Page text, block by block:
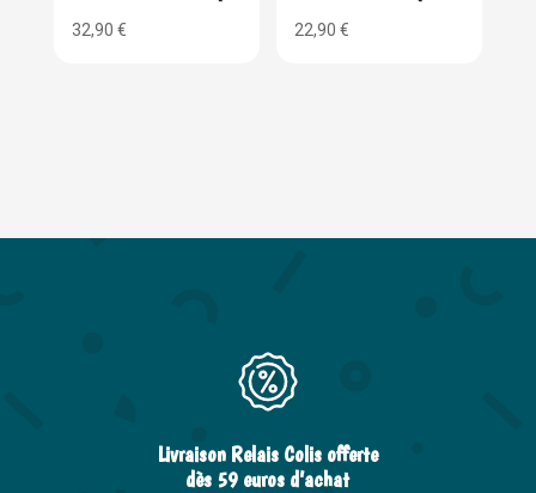
32,90 € 22,90€
Livraison Relais Colis offerte
dès 59 euros d’achat